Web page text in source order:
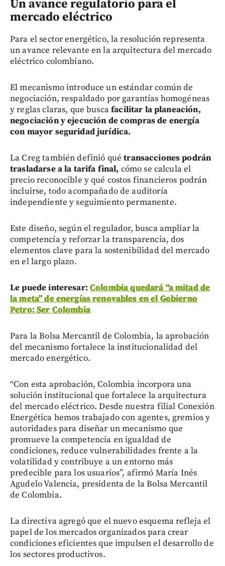
Un avance regulatorio para el
mercado eléctrico
Para el sector energético, la resolución representa
un avance relevante en la arquitectura del mercado
eléctrico colombiano.
El mecanismo introduce un estándar común de
negociación, respaldado por garantías homogéneas
y reglas claras, que buscafacilitar la planeación,
negociación y ejecución de compras de energía
con mayor seguridad jurídica.
La Creg también definió qué transacciones podrán
trasladarse a la tarifa final, cómo se calcula el
precio reconocible y qué costos financieros podrán
incluirse, todo acompañado de auditoría
independiente y seguimiento permanente.
Este diseño, según el regulador, busca ampliar la
competencia y reforzar la transparencia, dos
elementos clave para la sostenibilidad del mercado
en el largo plazo.
Le puede interesar: Colombia quedará “a mitad de
la meta” de energías renovables en el Gobierno
Petro: Ser Colombia
Para la Bolsa Mercantil de Colombia, la aprobación
del mecanismo fortalece la institucionalidad del
mercado energético.
“Con esta aprobación, Colombia incorpora una
solución institucional que fortalece la arquitectura
del mercado eléctrico. Desde nuestra filial Conexión
Energética hemos trabajado con agentes, gremios y
autoridades para diseñar un mecanismo que
promueve la competencia en igualdad de
condiciones, reduce vulnerabilidades frente a la
volatilidad y contribuye a un entorno más
predecible para los usuarios”, afirmó María Inés
Agudelo Valencia, presidenta de la Bolsa Mercantil
de Colombia.
La directiva agregó que el nuevo esquema refleja el
papel de los mercados organizados para crear
condiciones eficientes que impulsen el desarrollo de
los sectores productivos.